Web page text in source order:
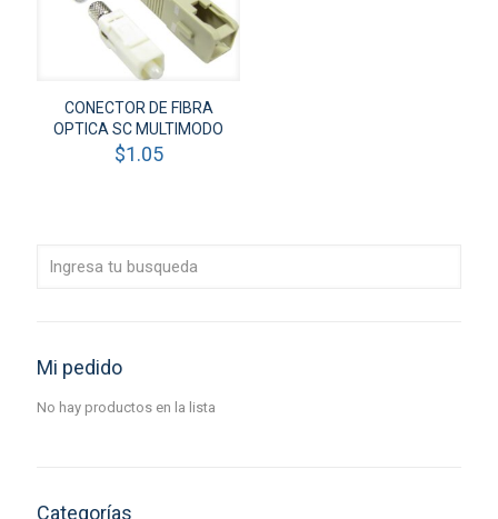
CONECTOR DE FIBRA
OPTICA SC MULTIMODO
$1.05
Mi pedido
No hay productos en la lista
Categorías